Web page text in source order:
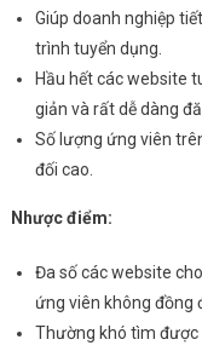
Giúp doanh nghiệp
trình tuyển dụng.
Hầu hết các website
giản và rất dễ dàng
Số lượng ứng viên
đối cao.
Nhược điểm:
Đa số các website
ứng viên không đồng
Thường khó tìm được